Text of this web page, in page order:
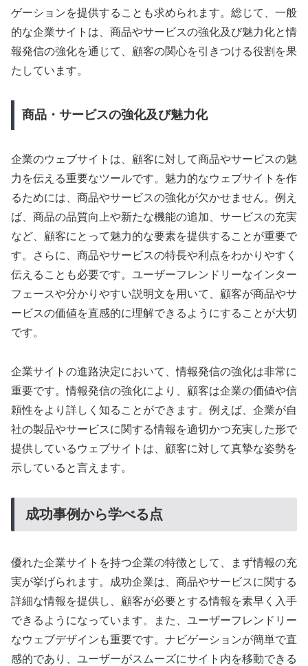
ゲーションを提供することも求められます。総じて、一般
的な企業サイトは、商品やサービスの強化及び魅力化と情
報発信の強化を通じて、顧客の関心を引きつける役割を果
たしています。
商品・サービスの強化及び魅力化
企業のウェブサイトは、顧客に対して商品やサービスの魅
力を伝える重要なツールです。魅力的なウェブサイトを作
るためには、商品やサービスの強化が欠かせません。例え
ば、商品の品質向上や新たな機能の追加、サービスの充実
など、顧客にとって魅力的な要素を提供することが重要で
す。さらに、商品やサービスの特長や利点をわかりやすく
伝えることも必要です。ユーザーフレンドリーなインター
フェースや分かりやすい説明文を用いて、顧客が商品やサ
ービスの価値を直感的に理解できるようにすることが大切
です。
企業サイトの進路決定において、情報発信の強化は非常に
重要です。情報発信の強化により、顧客は企業の価値や信
頼性をより詳しく知ることができます。例えば、企業が自
社の製品やサービスに関する情報を適切かつ充実した形で
提供しているウェブサイトは、顧客に対して真摯な姿勢を
示していると言えます。
成功事例から学べる点
優れた企業サイトを持つ企業の特徴として、まず情報の充
実が挙げられます。成功企業は、商品やサービスに関する
詳細な情報を提供し、顧客が必要とする情報を素早く入手
できるようになっています。また、ユーザーフレンドリー
なウェブデザインも重要です。ナビゲーションが簡単で直
感的であり、ユーザーがスムーズにサイト内を移動できる